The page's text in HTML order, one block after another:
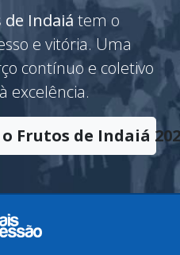
Indaiá
Indaiátem o
e vitória. Uma
contínuo e coletivo
excelência.
Frutos de Indaiá